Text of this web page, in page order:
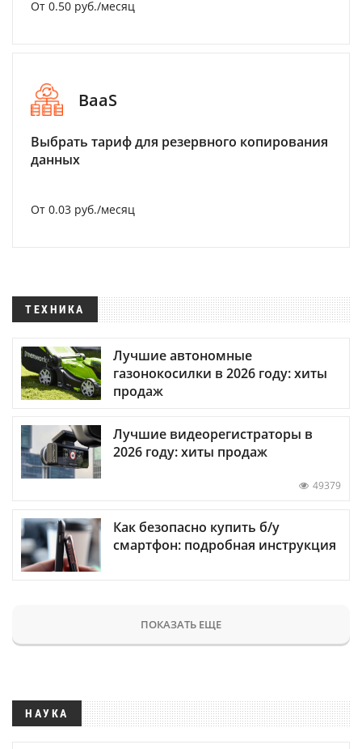
От 0.50 руб./месяц
BaaS
Выбрать тариф для резервного копирования
данных
От 0.03 руб./месяц
ТЕХНИКА
Лучшие автономные
газонокосилки в 2026 году: хиты
продаж
Лучшие видеорегистраторы в
2026 году: хиты продаж
49379
Как безопасно купить б/у
смартфон: подробная инструкция
ПОКАЗАТЬ ЕЩЕ
НАУКА